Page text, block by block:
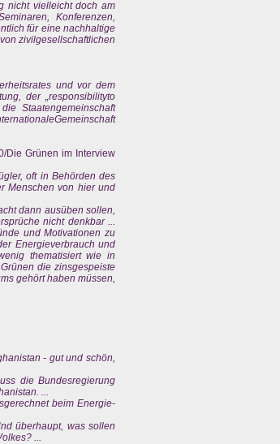
nicht vielleicht doch am
Konferenzen,
für eine nachhaltige
zivilgesellschaftlichen
und vor dem
der „responsibilityto
Staatengemeinschaft
Die Grünen im Interview
oft in Behörden des
Menschen von hier und
dann ausüben sollen,
nicht denkbar ...
und Motivationen zu
Energieverbrauch und
thematisiert wie in
die zinsgespeiste
gehört haben müssen,
- gut und schön,
die Bundesregierung
...
beim Energie-
überhaupt, was sollen
...